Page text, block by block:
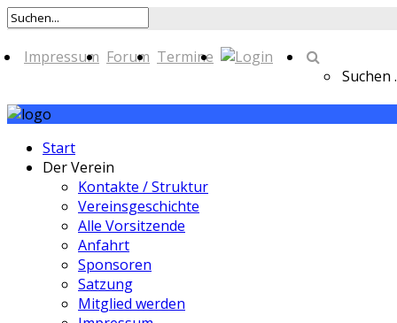
Impressum Forum Termine
Suchen
Start
Der Verein
Kontakte / Struktur
Vereinsgeschichte
Alle Vorsitzende
Anfahrt
Sponsoren
Satzung
Mitglied werden